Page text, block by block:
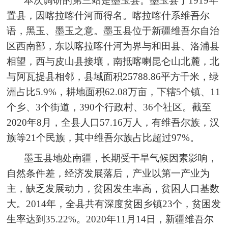
置县，因喀拉喀什河而得名。喀拉喀什系维吾尔
语，黑玉、墨玉之意。墨玉县位于新疆维吾尔自治
区西南部，东以喀拉喀什河为界与和田县、洛浦县
相望，西与皮山县接壤，南抵喀喇昆仑山北麓，北
与阿瓦提县相邻，县域面积25788.86平方千米，绿
洲占比5.9%，耕地面积62.08万亩，下辖5个镇、11
个乡、3个街道，390个行政村、36个社区。截至
2020年8月，全县人口57.16万人，有维吾尔族，汉
族等21个民族，其中维吾尔族占比超过97%。
墨玉县地处南疆，长期受干旱气候因素影响，
自然条件差，经济发展落后，产业以第一产业为
主，缺乏发展动力，贫困发生率高，贫困人口基数
大。2014年，全县共有深度贫困乡镇23个，贫困发
生率达到35.22%。2020年11月14日，新疆维吾尔